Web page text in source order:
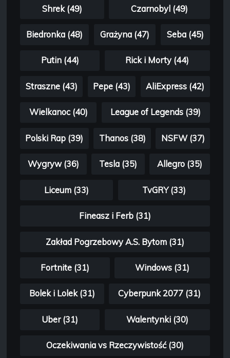
Shrek (49) Czarnobyl (49)
Biedronka (48) Grażyna (47) Seba (45)
Putin (44) Rick i Morty (44)
Straszne (43) Pepe (43) AliExpress (42)
Wielkanoc (40) League of Legends (39)
Polski Rap (39) Thanos (38) NSFW (37)
Wygryw (36) Tesla (35) Allegro (35)
Liceum (33) TvGRY (33)
Fineasz i Ferb (31)
Zakład Pogrzebowy A.S. Bytom (31)
Fortnite (31) Windows (31)
Bolek i Lolek (31) Cyberpunk 2077 (31)
Uber (31) Walentynki (30)
Oczekiwania vs Rzeczywistość (30)